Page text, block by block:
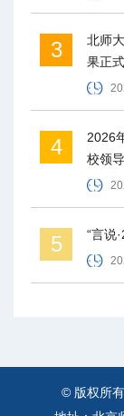
3
北师
果正
4
2026
校领
5 “言说
© 版权所